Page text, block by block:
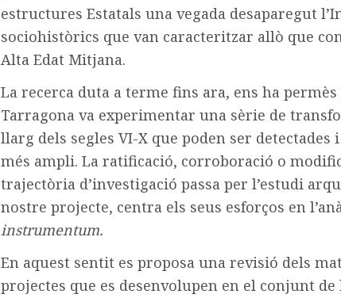
estructures Estatals una vegada desaparegut
sociohistòrics que van caracteritzar allò que
Alta Edat Mitjana.
La recerca duta a terme fins ara, ens ha
Tarragona va experimentar una sèrie de
llarg dels segles VI-X que poden ser
més ampli. La ratificació, corroboració o
trajectòria d’investigació passa per l’estudi
nostre projecte, centra els seus esforços en
instrumentum.
En aquest sentit es proposa una revisió dels
projectes que es desenvolupen en el conjunt